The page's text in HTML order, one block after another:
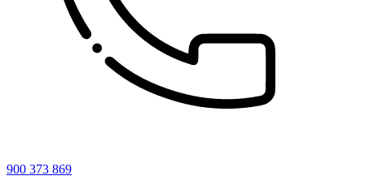
900 373 869